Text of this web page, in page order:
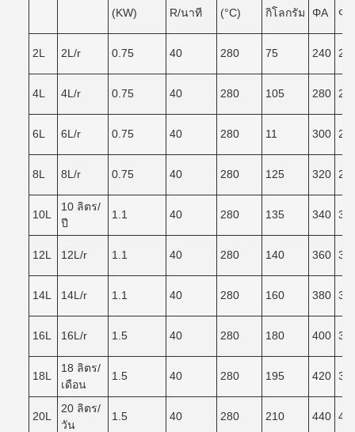
(KW) R/นาที (°C) กิโลกรัม ΦA ΦB
2L 2L/r 0.75 40 280 75 240
4L 4L/r 0.75 40 280 105 280
6L 6L/r 0.75 40 280 11 300
8L 8L/r 0.75 40 280 125 320
10L
10 ลิตร/
ปี
1.1 40 280 135 340
12L 12L/r 1.1 40 280 140 360
14L 14L/r 1.1 40 280 160 380
16L 16L/r 1.5 40 280 180 400
18L
18 ลิตร/
เดือน
1.5 40 280 195 420
20L
20 ลิตร/
วัน
1.5 40 280 210 440